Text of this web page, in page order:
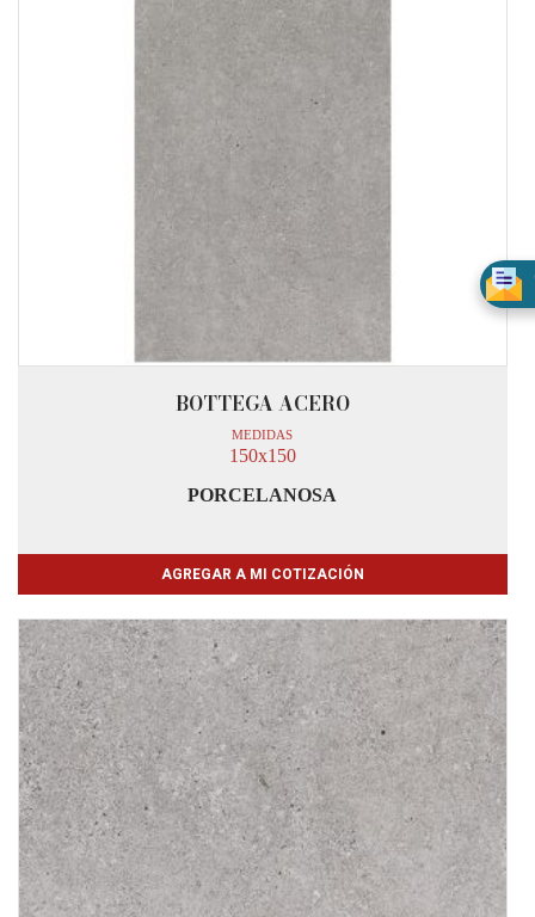
BOTTEGA ACERO
MEDIDAS
150x150
PORCELANOSA
AGREGAR A MI COTIZACIÓN